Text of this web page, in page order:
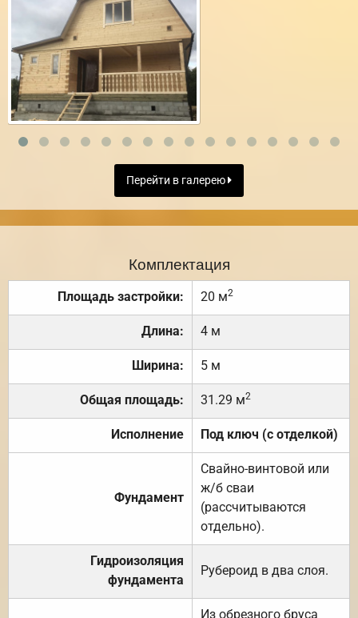
Перейти в галерею
Комплектация
Площадь застройки: 20 м2
Длина: 4 м
Ширина: 5 м
Общая площадь: 31.29 м2
Исполнение Под ключ (с отделкой)
Фундамент
Свайно-винтовой или
ж/б сваи
(рассчитываются
отдельно).
Гидроизоляция
фундамента
Рубероид в два слоя.
Из обрезного бруса